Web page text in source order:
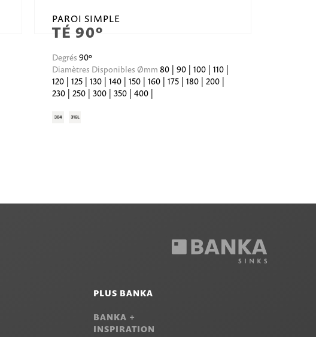
PAROI SIMPLE
TÉ 90º
Degrés90º
Diamètres Disponibles Ømm80 | 90 | 100 | 110 |
120 | 125 | 130 | 140 | 150 | 160 | 175 | 180 | 200 |
230 | 250 | 300 | 350 | 400 |
PLUS BANKA
BANKA +
INSPIRATION